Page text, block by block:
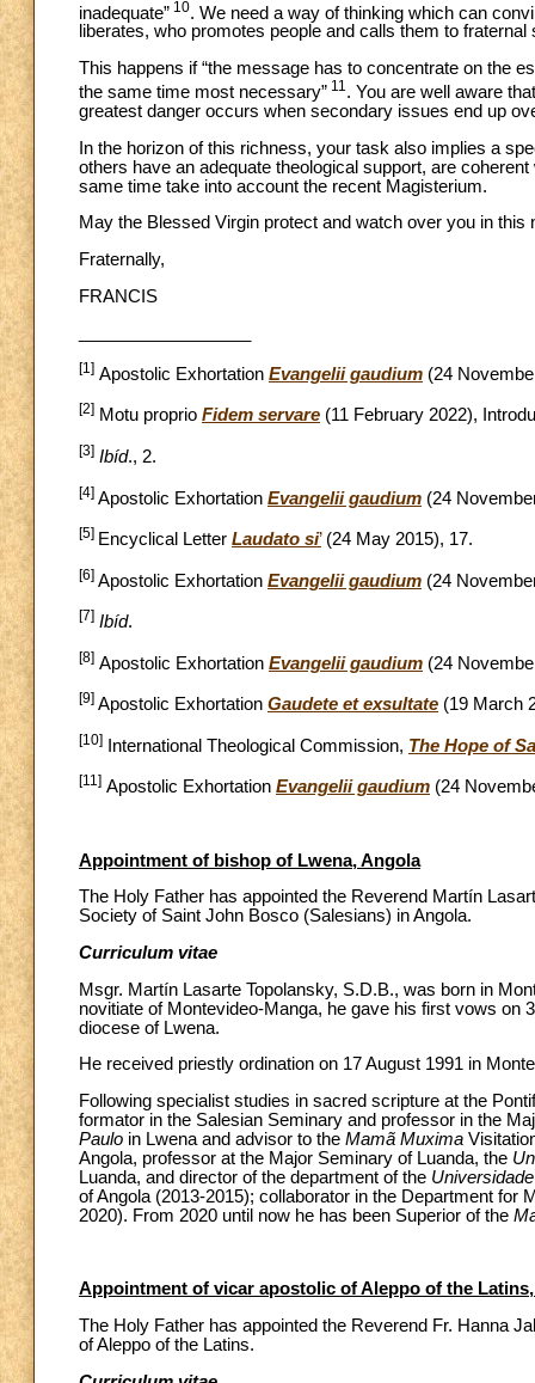
inadequate” 10. We need a way of thinking which can
liberates, who promotes people and calls them to fraternal
This happens if “the message has to concentrate on the
the same time most necessary” 11. You are well aware
greatest danger occurs when secondary issues end up
In the horizon of this richness, your task also implies a
others have an adequate theological support, are
same time take into account the recent Magisterium.
May the Blessed Virgin protect and watch over you in
Fraternally,
FRANCIS
[1] Apostolic Exhortation Evangelii gaudium (24
[2] Motu proprio Fidem servare (11 February 2022),
[3] Ibíd., 2.
[4] Apostolic Exhortation Evangelii gaudium (24
[5] Encyclical Letter Laudato si’(24 May 2015), 17.
[6] Apostolic Exhortation Evangelii gaudium (24
[7] Ibíd.
[8] Apostolic Exhortation Evangelii gaudium (24
[9] Apostolic Exhortation Gaudete et exsultate (19 March
[10] International Theological Commission, The Hope of
[11] Apostolic Exhortation Evangelii gaudium (24
Appointment of bishop of Lwena, Angola
The Holy Father has appointed the Reverend Martín
Society of Saint John Bosco (Salesians) in Angola.
Curriculum vitae
Msgr. Martín Lasarte Topolansky, S.D.B., was born in
novitiate of Montevideo-Manga, he gave his first vows on
diocese of Lwena.
He received priestly ordination on 17 August 1991 in
Following specialist studies in sacred scripture at the
formator in the Salesian Seminary and professor in the
Paulo in Lwena and advisor to the Mamã Muxima
Angola, professor at the Major Seminary of Luanda, the
Luanda, and director of the department of the
of Angola (2013-2015); collaborator in the Department
2020). From 2020 until now he has been Superior of the
Appointment of vicar apostolic of Aleppo of the
The Holy Father has appointed the Reverend Fr. Hanna
of Aleppo of the Latins.